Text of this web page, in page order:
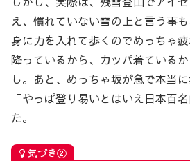
え、慣れていない雪の上と言う事
身に力を入れて歩くのでめっちゃ
降っているから、カッパ着ている
し。あと、めっちゃ坂が急で本当
「やっぱ登り易いとはいえ日本百
た。
気づき②